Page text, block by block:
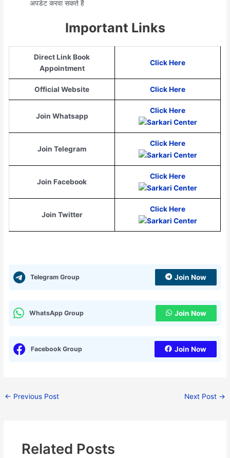
अपडेट करवा सकते हैं
Important Links
Direct Link Book
Appointment
Click Here
Official Website Click Here
Join Whatsapp
Click Here
Join Telegram
Click Here
Join Facebook
Click Here
Join Twitter
Click Here
Telegram Group Join Now
WhatsApp Group Join Now
Facebook Group Join Now
← Previous Post Next Post →
Related Posts